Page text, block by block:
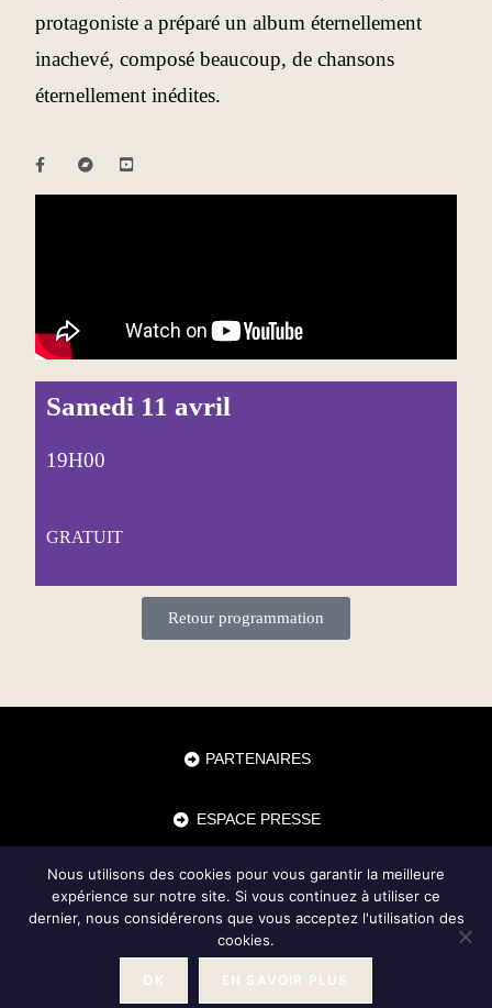
protagoniste a préparé un album éternellement
inachevé, composé beaucoup, de chansons
éternellement inédites.
Samedi 11 avril
19H00
GRATUIT
Retour programmation
PARTENAIRES
ESPACE PRESSE
CONTACTS
Mentions Légales
Nous utilisons des cookies pour vous garantir la meilleure
expérience sur notre site. Si vous continuez à utiliser ce
dernier, nous considérerons que vous acceptez l'utilisation des
cookies.
OK EN SAVOIR PLUS